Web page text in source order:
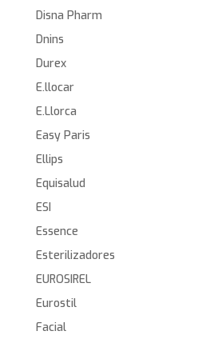
Disna Pharm
Dnins
Durex
E.llocar
E.Llorca
Easy Paris
Ellips
Equisalud
ESI
Essence
Esterilizadores
EUROSIREL
Eurostil
Facial